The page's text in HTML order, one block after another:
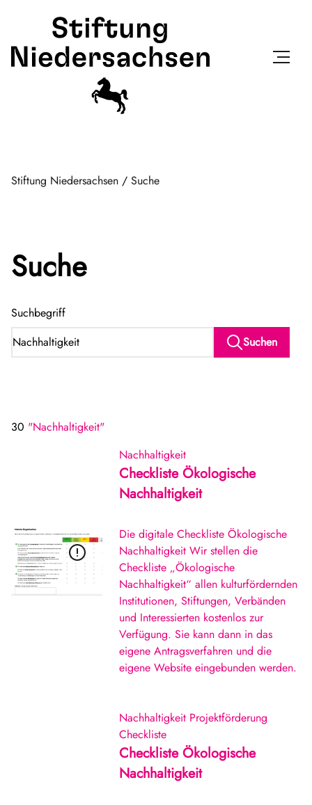
Stiftung Niedersachsen / Suche
Suche
Suchbegriff
Suchen
30 "Nachhaltigkeit"
Nachhaltigkeit
Checkliste Ökologische
Nachhaltigkeit
Die digitale Checkliste Ökologische
Nachhaltigkeit Wir stellen die
Checkliste „Ökologische
Nachhaltigkeit“ allen kulturfördernden
Institutionen, Stiftungen, Verbänden
und Interessierten kostenlos zur
Verfügung. Sie kann dann in das
eigene Antragsverfahren und die
eigene Website eingebunden werden.
Nachhaltigkeit Projektförderung
Checkliste
Checkliste Ökologische
Nachhaltigkeit